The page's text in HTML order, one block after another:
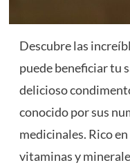
Descubre las
puede beneficiar tu
delicioso
conocido por sus
medicinales. Rico
vitaminas y